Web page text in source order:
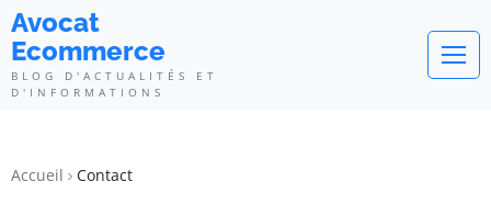
Avocat
Ecommerce
BLOG D'ACTUALITÉS ET
D'INFORMATIONS
Accueil Contact